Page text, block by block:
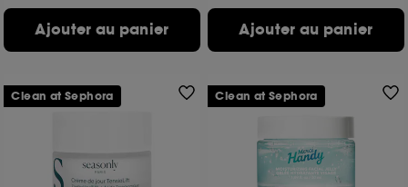
Ajouter au panier Ajouter au panier
Clean at Sephora Clean at Sephora